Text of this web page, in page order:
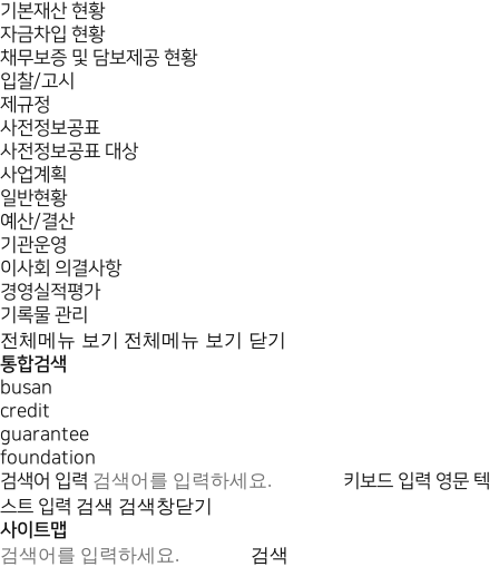
기본재산 현황
자금차입 현황
채무보증 및 담보제공 현황
입찰/고시
제규정
사전정보공표
사전정보공표 대상
사업계획
일반현황
예산/결산
기관운영
이사회 의결사항
경영실적평가
기록물 관리
전체메뉴 보기 전체메뉴 보기 닫기
통합검색
busan
credit
guarantee
foundation
검색어 입력
키보드 입력 영문 텍
스트 입력 검색 검색창닫기
사이트맵
검색